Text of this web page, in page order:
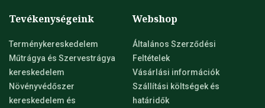
Tevékenységeink
Terménykereskedelem
Műtrágya és Szervestrágya
kereskedelem
Növényvédőszer
kereskedelem és
Webshop
Általános Szerződési
Feltételek
Vásárlási információk
Szállítási költségek és
határidők